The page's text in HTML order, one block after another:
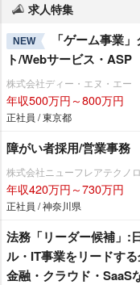
求人特集
NEW
「ゲーム事業
ト/Webサービス・ASP
株式会社ディー・エヌ・エー
年収500万円～800万円
正社員 / 東京都
障がい者採用/営業事務
株式会社ニューフレアテクノ
年収420万円～730万円
正社員 / 神奈川県
法務「リーダー候補」:
ル・IT事業をリードす
金融・クラウド・SaaS